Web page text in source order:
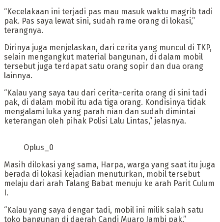
“Kecelakaan ini terjadi pas mau masuk waktu magrib tadi
pak. Pas saya lewat sini, sudah rame orang di lokasi,”
terangnya.
Dirinya juga menjelaskan, dari cerita yang muncul di TKP,
selain mengangkut material bangunan, di dalam mobil
tersebut juga terdapat satu orang sopir dan dua orang
lainnya.
“Kalau yang saya tau dari cerita-cerita orang di sini tadi
pak, di dalam mobil itu ada tiga orang. Kondisinya tidak
mengalami luka yang parah nian dan sudah dimintai
keterangan oleh pihak Polisi Lalu Lintas,” jelasnya.
Oplus_0
Masih dilokasi yang sama, Harpa, warga yang saat itu juga
berada di lokasi kejadian menuturkan, mobil tersebut
melaju dari arah Talang Babat menuju ke arah Parit Culum
I.
“Kalau yang saya dengar tadi, mobil ini milik salah satu
toko bangunan di daerah Candi Muaro Jambi pak,”